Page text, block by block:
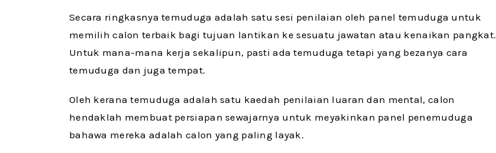
Secara ringkasnya temuduga adalah satu sesi penilaian oleh panel temuduga untuk
memilih calon terbaik bagi tujuan lantikan ke sesuatu jawatan atau kenaikan pangkat.
Untuk mana-mana kerja sekalipun, pasti ada temuduga tetapi yang bezanya cara
temuduga dan juga tempat.
Oleh kerana temuduga adalah satu kaedah penilaian luaran dan mental, calon
hendaklah membuat persiapan sewajarnya untuk meyakinkan panel penemuduga
bahawa mereka adalah calon yang paling layak.